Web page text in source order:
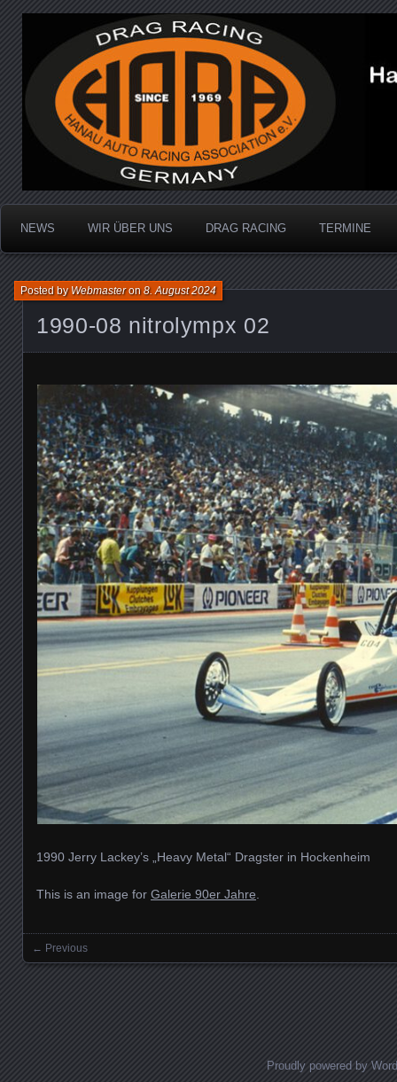
Hanau Auto Racing
Dragracing auf der 1/4 Meile
NEWS WIR ÜBER UNS DRAG RACING TERMINE
1990-08 nitrolympx 02
Posted byWebmasteron8. August 2024
1990 Jerry Lackey’s „Heavy Metal“ Dragster in Hockenheim
This is an image for Galerie 90er Jahre
Images navigation
← Previous
Proudly powered by